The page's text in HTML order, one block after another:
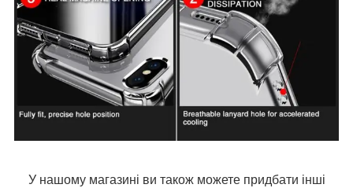
У нашому магазині ви також можете придбати інші